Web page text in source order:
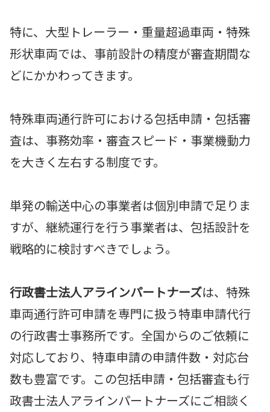
特に、大型トレーラー・重量超過車両・特殊
形状車両では、事前設計の精度が審査期間な
どにかかわってきます。
特殊車両通行許可における包括申請・包括審
査は、事務効率・審査スピード・事業機動力
を大きく左右する制度です。
単発の輸送中心の事業者は個別申請で足りま
すが、継続運行を行う事業者は、包括設計を
戦略的に検討すべきでしょう。
行政書士法人アラインパートナーズは、特殊
車両通行許可申請を専門に扱う特車申請代行
の行政書士事務所です。全国からのご依頼に
対応しており、特車申請の申請件数・対応台
数も豊富です。この包括申請・包括審査も行
政書士法人アラインパートナーズにご相談く